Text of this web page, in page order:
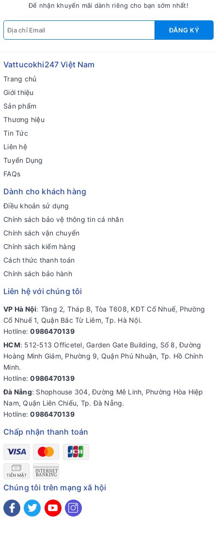
Để nhận khuyến mãi dành riêng cho bạn sớm nhất!
ĐĂNG KÝ
Vattucokhi247 Việt Nam
Trang chủ
Giới thiệu
Sản phẩm
Thương hiệu
Tin Tức
Liên hệ
Tuyển Dụng
FAQs
Dành cho khách hàng
Điều khoản sử dụng
Chính sách bảo vệ thông tin cá nhân
Chính sách vận chuyển
Chính sách kiểm hàng
Cách thức thanh toán
Chính sách bảo hành
Liên hệ với chúng tôi
VP Hà Nội: Tầng 2, Tháp B, Tòa T608, KĐT Cổ Nhuế, Phường
Cổ Nhuế 1, Quận Bắc Từ Liêm, Tp. Hà Nội.
Hotline:0986470139
HCM: 512-513 Officetel, Garden Gate Building, Số 8, Đường
Hoàng Minh Giám, Phường 9, Quận Phú Nhuận, Tp. Hồ Chính
Minh.
Hotline:0986470139
Đà Nẵng: Shophouse 304, Đường Mê Linh, Phường Hòa Hiệp
Nam, Quận Liên Chiểu, Tp. Đà Nẵng.
Hotline:0986470139
Chấp nhận thanh toán
Chúng tôi trên mạng xã hội